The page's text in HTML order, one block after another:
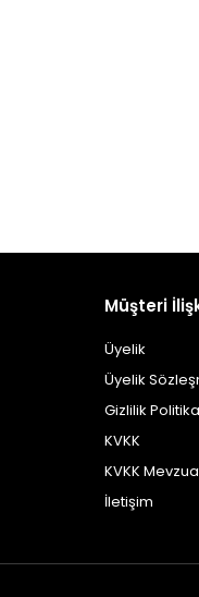
Müşteri
Üyelik
Üyelik
Gizlilik
KVKK
KVKK
İletişim